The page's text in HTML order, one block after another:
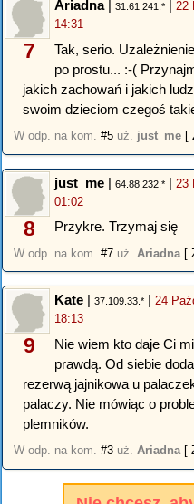
7
Ariadna| 31.61.241.*
22
14:31
Tak, serio.
po prostu... :-(
jakich zachowań i jakich
swoim dzieciom czegoś
W odp. na kom. #5 uż. just_me [
8
just_me | 64.88.232.* | 23
01:02
Przykre. Trzymaj się
W odp. na kom. #7 uż. Ariadna [
9
Kate | 37.109.33.* | 24
18:13
Nie wiem kto daje Ci
prawdą. Od siebie
rezerwą jajnikowa u
palaczy. Nie mówiąc o
plemników.
W odp. na kom. #3 uż. Ariadna [